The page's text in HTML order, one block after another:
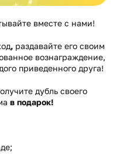
вместе с нами!
,раздавайте его своим
вознаграждение,
приведенного друга!
дубль своего
в подарок!